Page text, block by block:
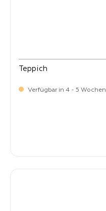
Teppich
Verfügbar in 4 - 5 Wochen